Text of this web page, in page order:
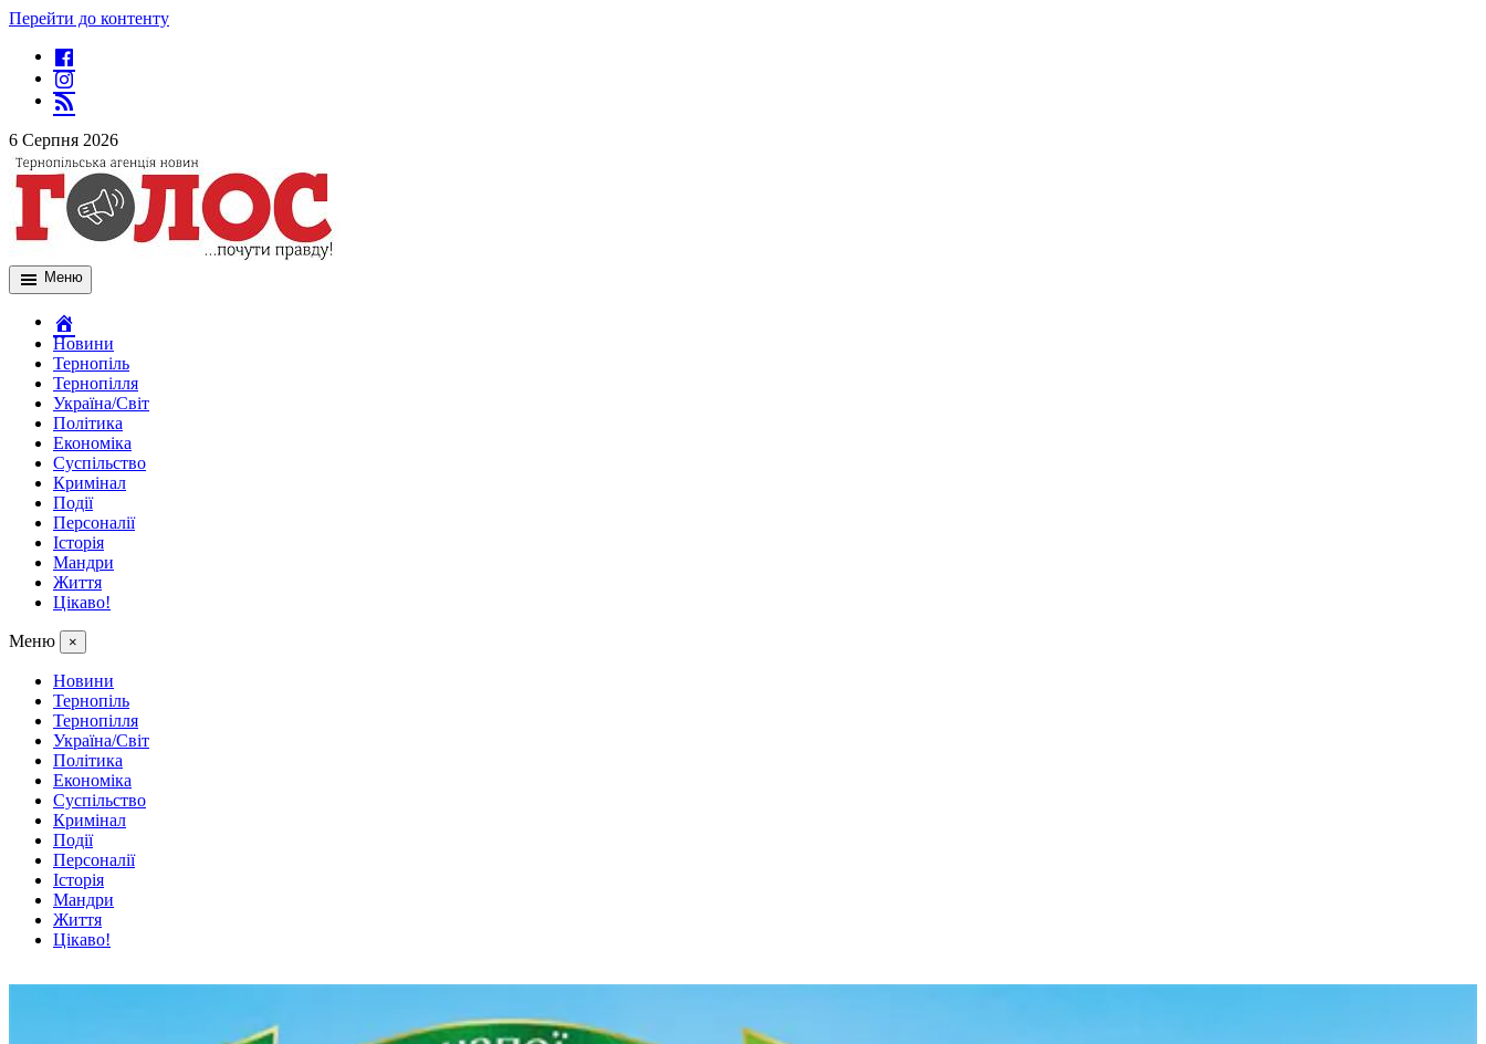
Перейти до контенту
6 Серпня 2026
Меню
Новини
Тернопіль
Тернопілля
Україна/Світ
Політика
Економіка
Суспільство
Кримінал
Події
Персоналії
Історія
Мандри
Життя
Цікаво!
Меню ×
Новини
Тернопіль
Тернопілля
Україна/Світ
Політика
Економіка
Суспільство
Кримінал
Події
Персоналії
Історія
Мандри
Життя
Цікаво!